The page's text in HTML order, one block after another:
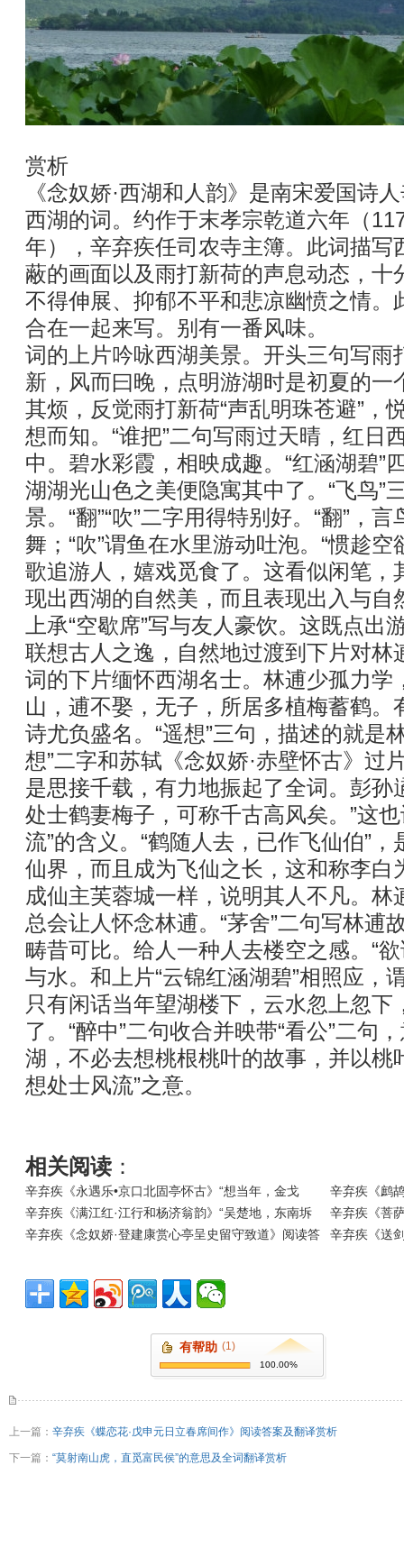
赏析
《念奴娇·西湖和人韵》是南宋爱国诗
西湖的词。约作于末孝宗乾道六年（
年），辛弃疾任司农寺主簿。此词描写
蔽的画面以及雨打新荷的声息动态，十
不得伸展、抑郁不平和悲凉幽愤之情。
合在一起来写。别有一番风味。
词的上片吟咏西湖美景。开头三句写雨
新，风而曰晚，点明游湖时是初夏的一
其烦，反觉雨打新荷“声乱明珠苍避”，
想而知。“谁把”二句写雨过天晴，红日
中。碧水彩霞，相映成趣。“红涵湖碧”
湖湖光山色之美便隐寓其中了。“飞鸟”
景。“翻”“吹”二字用得特别好。“翻”，
舞；“吹”谓鱼在水里游动吐泡。“惯趁
歌追游人，嬉戏觅食了。这看似闲笔，
现出西湖的自然美，而且表现出入与自
上承“空歇席”写与友人豪饮。这既点出
联想古人之逸，自然地过渡到下片对林
词的下片缅怀西湖名士。林逋少孤力学
山，逋不娶，无子，所居多植梅蓄鹤。
诗尤负盛名。“遥想”三句，描述的就是
想”二字和苏轼《念奴娇·赤壁怀古》过
是思接千载，有力地振起了全词。彭孙
处士鹤妻梅子，可称千古高风矣。”这
流”的含义。“鹤随人去，已作飞仙伯”
仙界，而且成为飞仙之长，这和称李白
成仙主芙蓉城一样，说明其人不凡。林
总会让人怀念林逋。“茅舍”二句写林逋
畴昔可比。给人一种人去楼空之感。“
与水。和上片“云锦红涵湖碧”相照应，
只有闲话当年望湖楼下，云水忽上忽下
了。“醉中”二句收合并映带“看公”二句
湖，不必去想桃根桃叶的故事，并以桃
想处士风流”之意。
相关阅读 ：
辛弃疾《永遇乐•京口北固亭怀古》“想当年，金戈
辛弃疾《鹧
辛弃疾《满江红·江行和杨济翁韵》“吴楚地，东南坼
辛弃疾《菩
辛弃疾《念奴娇·登建康赏心亭呈史留守致道》阅读答
辛弃疾《送
有帮助 (1)
100.00%
上一篇： 辛弃疾《蝶恋花·戊申元日立春席间作》阅读答案及翻译赏析
下一篇： “莫射南山虎，直觅富民侯”的意思及全词翻译赏析